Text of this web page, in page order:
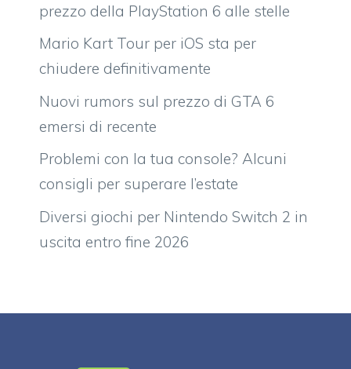
prezzo della PlayStation 6 alle stelle
Mario Kart Tour per iOS sta per
chiudere definitivamente
Nuovi rumors sul prezzo di GTA 6
emersi di recente
Problemi con la tua console? Alcuni
consigli per superare l’estate
Diversi giochi per Nintendo Switch 2 in
uscita entro fine 2026